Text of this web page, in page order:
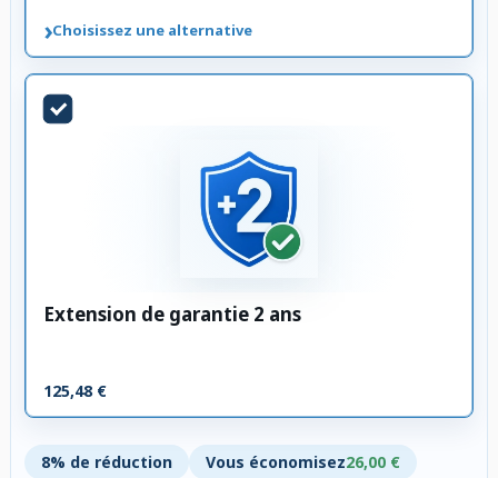
›Choisissez une alternative
Extension de garantie 2 ans
125,48 €
8% de réduction Vous économisez26,00 €